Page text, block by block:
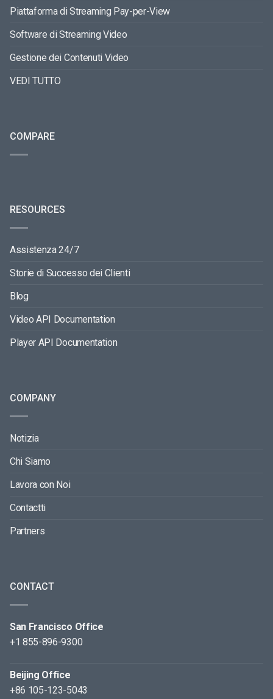
Piattaforma di Streaming Pay-per-View
Software di Streaming Video
Gestione dei Contenuti Video
VEDI TUTTO
COMPARE
RESOURCES
Assistenza 24/7
Storie di Successo dei Clienti
Blog
Video API Documentation
Player API Documentation
COMPANY
Notizia
Chi Siamo
Lavora con Noi
Contactti
Partners
CONTACT
San Francisco Office
+1 855-896-9300
Beijing Office
+86 105-123-5043